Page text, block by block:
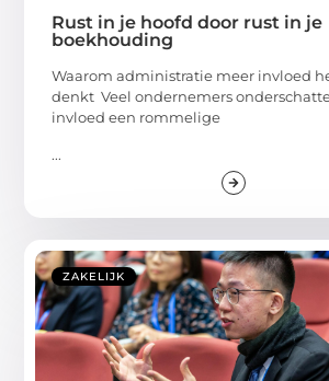
Rust in je hoofd door rust in je
boekhouding
Waarom administratie meer invloed
denkt Veel ondernemers
invloed een rommelige
...
ZAKELIJK